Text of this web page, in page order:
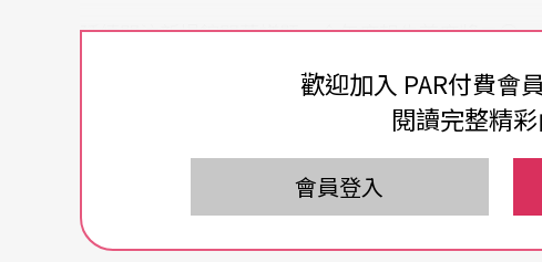
延續關注新場館開幕議題，今年度報告首度將二○
入分析，同時增加分析面向。針對兩廳院售票系統
，場館所在地區演出節目的
數，新增曾購買新場館演出節目票券的會員人數分
明，以下觀眾數據分析對象僅包含二○一三年至二
含非會員身分的購票觀眾
歡迎加入 PAR付費會
閱讀完整精彩
會員登入